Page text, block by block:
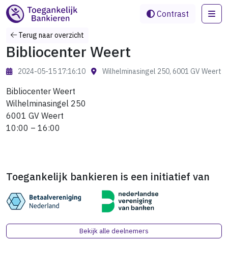
Contrast
Terug naar overzicht
Bibliocenter Weert
2024-05-15 17:16:10 Wilhelminasingel 250, 6001 GV Weert
Bibliocenter Weert
Wilhelminasingel 250
6001 GV Weert
10:00 – 16:00
Toegankelijk bankieren is een initiatief van
Bekijk alle deelnemers